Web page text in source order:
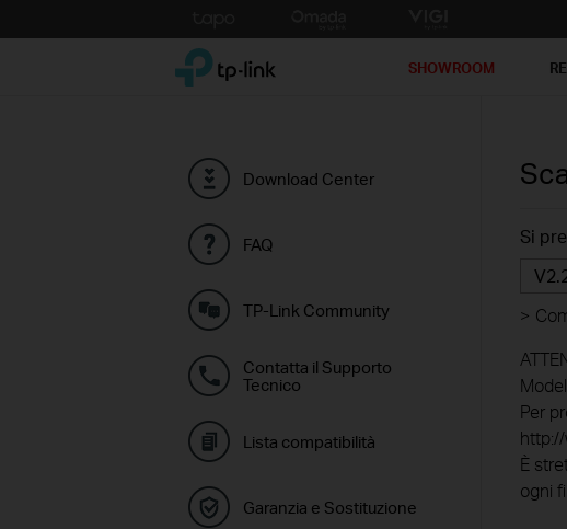
to
TP-Link, Reliably Smart SHOWROOM
Download Center
FAQ
TP-Link Community
Contatta il Supporto
Tecnico
Lista compatibilità
Garanzia e Sostituzione
Si
>
Per
http://
È
ogni